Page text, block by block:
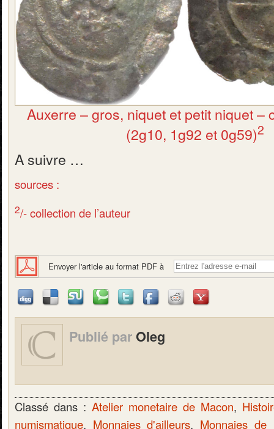
Auxerre – gros, niquet et petit niquet –
(2g10, 1g92 et 0g59)2
A suivre …
sources :
2/- collection de l’auteur
Envoyer l'article au format PDF à
Publié par Oleg
Classé dans : Atelier monetaire de Macon,
numismatique, Monnaies d'ailleurs, Monnaies de